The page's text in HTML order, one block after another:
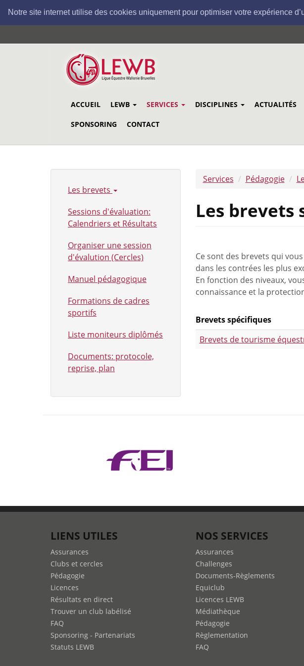
Notre site internet utilise des cookies uniquement pour optimiser votre expérience
au
ACCUEIL LEWB SERVICES DISCIPLINES ACTUALITÉS
SPONSORING CONTACT
Les brevets
Sessions d'évaluation:
Calendriers et Résultats
Organiser une session
d'évalution (Cercles)
Manuel pédagogique
Formations de cadres
sportifs
Liste moniteurs diplômés
Documents: protocole,
reprise, plan
Services Pédagogie
Les brevets
Ce sont des brevets qui
dans les contrées les plus
En fonction des niveaux,
connaissance et la
Brevets spécifiques
Brevets de tourisme
LIENS UTILES
Assurances
Clubs et cercles
Pédagogie
Licences
Résultats en direct
Trouver un club labélisé
FAQ
Sponsoring - Partenariats
Statuts LEWB
NOS SERVICES
Assurances
Challenges
Documents-Règlements
Equiclub
Licences LEWB
Médiathèque
Pédagogie
Règlementation
FAQ